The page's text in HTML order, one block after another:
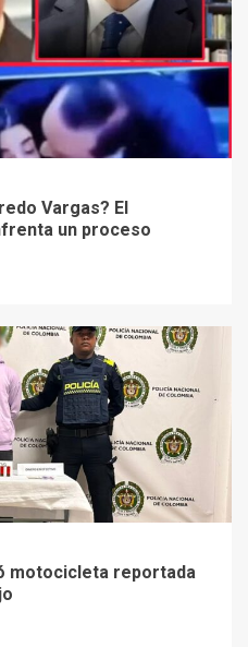
Vargas? El
un proceso
motocicleta reportada